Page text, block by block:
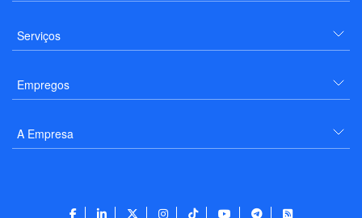
Serviços
Empregos
A Empresa